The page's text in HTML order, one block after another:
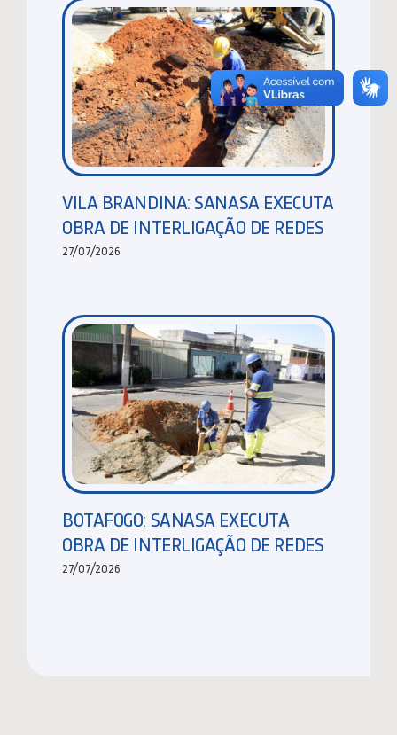
VILA BRANDINA: SANASA EXECUTA
OBRA DE INTERLIGAÇÃO DE REDES
27/07/2026
BOTAFOGO: SANASA EXECUTA
OBRA DE INTERLIGAÇÃO DE REDES
27/07/2026